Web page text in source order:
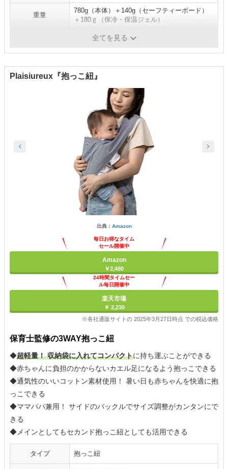
重量
780g（本体）＋140g（セーフティーボード）
＋180ｇ（保冷・保温ジェル）
全てを見る
Plaisiureux『抱っこ紐』
出典： Amazon
毎日お得なタイム
セール開催中
Amazon
￥2,480
24時間タイムセー
ル毎日開催中
楽天市場
￥ 2,230
※各社通販サイトの 2025年3月27日時点 での税込価格
保育士監修の3WAY抱っこ紐
◆超軽量！ 収納袋に入れてコンパクトに持ち運ぶことができる
◆赤ちゃんに負担のかからないカエル足になるよう抱っこできる
◆通気性のいいコットン素材使用！ 暑い日も赤ちゃんを快適に抱
っこできる
◆ママパパ兼用！ サイドのバックルでサイズ調整がカンタンにで
きる
◆メインとしてもセカンド抱っこ紐としても活用できる
タイプ 抱っこ紐